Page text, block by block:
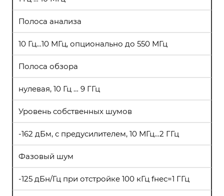
Полоса анализа
10 Гц…10 МГц, опционально до 550 МГц
Полоса обзора
нулевая, 10 Гц … 9 ГГц
Уровень собственных шумов
-162 дБм, с предусилителем, 10 МГц…2 ГГц
Фазовый шум
-125 дБн/Гц при отстройке 100 кГц fнес=1 ГГц